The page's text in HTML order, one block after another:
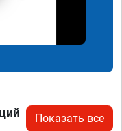
Показать все